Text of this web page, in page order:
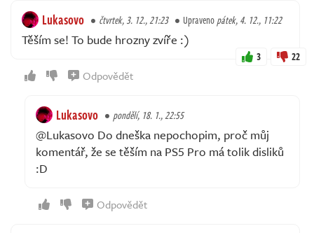
Lukasovo čtvrtek, 3. 12., 21:23 Upravenopátek, 4. 12., 11:22
Těším se! To bude hrozny zvíře :)
3 22
Odpovědět
Lukasovo pondělí, 18. 1., 22:55
@Lukasovo Do dneška nepochopim, proč můj
komentář, že se těším na PS5 Pro má tolik disliků
:D
Odpovědět